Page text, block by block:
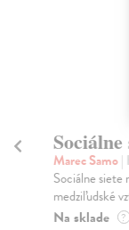
Marec Samo|
Sociálne siete
medziľudské
Na sklade ?